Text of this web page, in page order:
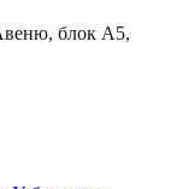
блок А5,